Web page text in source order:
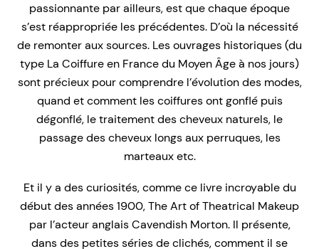
passionnante par ailleurs, est que chaque époque
s’est réappropriée les précédentes. D’où la nécessité
de remonter aux sources. Les ouvrages historiques (du
type La Coiffure en France du Moyen Âge à nos jours)
sont précieux pour comprendre l’évolution des modes,
quand et comment les coiffures ont gonflé puis
dégonflé, le traitement des cheveux naturels, le
passage des cheveux longs aux perruques, les
marteaux etc.
Et il y a des curiosités, comme ce livre incroyable du
début des années 1900,The Art of Theatrical Makeup
par l’acteur anglais Cavendish Morton. Il présente,
dans des petites séries de clichés, comment il se